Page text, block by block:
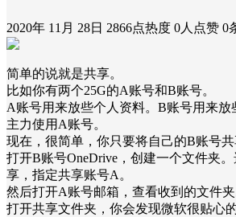
2020年 11月 28日 2866点热度 0人点赞 0
简单的说就是共享。
比如你有两个25G的A账号和B账号。
A账号用来放些个人资料。B账号用来放
主力使用A账号。
现在，很简单，你只要将自己的B账号共
打开B账号OneDrive，创建一个文件夹
享，指定共享账号A。
然后打开A账号邮箱，查看收到的文件夹
打开共享文件夹，你会发现微软很贴心